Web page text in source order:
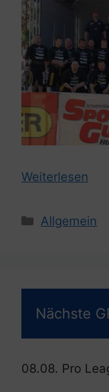
Weiterlesen
Kategorien
Allgemein
Nächste
08.08. Pro